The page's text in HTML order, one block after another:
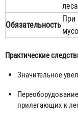
Обязательность
При
Практические
Значительное
прилегающих к